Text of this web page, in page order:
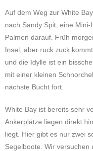
Auf dem Weg zur White
nach Sandy Spit, eine
Palmen darauf. Früh
Insel, aber ruck zuck
und die Idylle ist ein
mit einer kleinen
nächste Bucht fort.
White Bay ist bereits sehr
Ankerplätze liegen direkt
liegt. Hier gibt es nur zwei
Segelboote. Wir